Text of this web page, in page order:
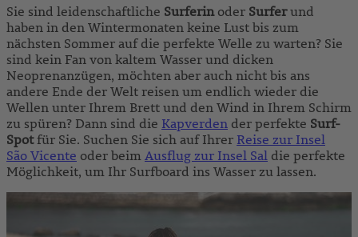
Sie sind leidenschaftliche Surferinoder Surferund
haben in den Wintermonaten keine Lust bis zum
nächsten Sommer auf die perfekte Welle zu warten? Sie
sind kein Fan von kaltem Wasser und dicken
Neoprenanzügen, möchten aber auch nicht bis ans
andere Ende der Welt reisen um endlich wieder die
Wellen unter Ihrem Brett und den Wind in Ihrem Schirm
zu spüren? Dann sind die Kapverden der perfekte Surf-
Spotfür Sie. Suchen Sie sich auf Ihrer Reise zur Insel
São Vicente oder beimAusflug zur Insel Sal die perfekte
Möglichkeit, um Ihr Surfboard ins Wasser zu lassen.